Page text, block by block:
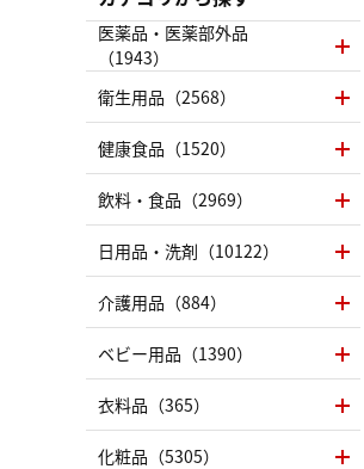
医薬品・医薬部外品
（1943）
衛生用品（2568）
健康食品（1520）
飲料・食品（2969）
日用品・洗剤（10122）
介護用品（884）
ベビー用品（1390）
衣料品（365）
化粧品（5305）